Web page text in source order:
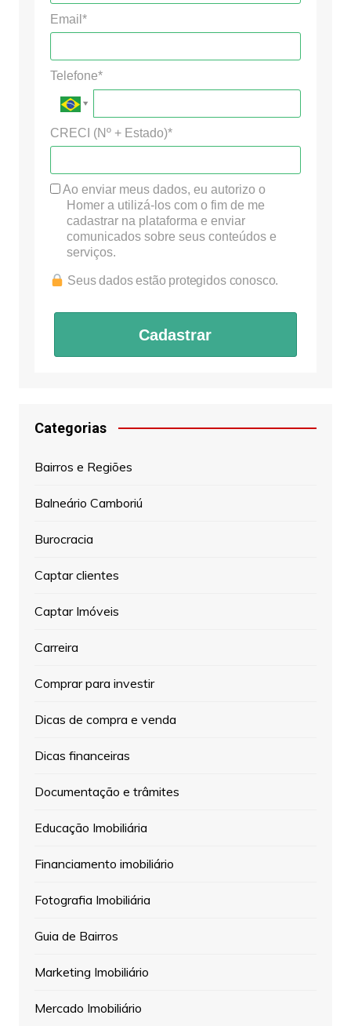
Email*
Telefone*
CRECI (Nº + Estado)*
Ao enviar meus dados, eu autorizo o
Homer a utilizá-los com o fim de me
cadastrar na plataforma e enviar
comunicados sobre seus conteúdos e
serviços.
Seus dados estão protegidos conosco.
Cadastrar
Categorias
Bairros e Regiões
Balneário Camboriú
Burocracia
Captar clientes
Captar Imóveis
Carreira
Comprar para investir
Dicas de compra e venda
Dicas financeiras
Documentação e trâmites
Educação Imobiliária
Financiamento imobiliário
Fotografia Imobiliária
Guia de Bairros
Marketing Imobiliário
Mercado Imobiliário